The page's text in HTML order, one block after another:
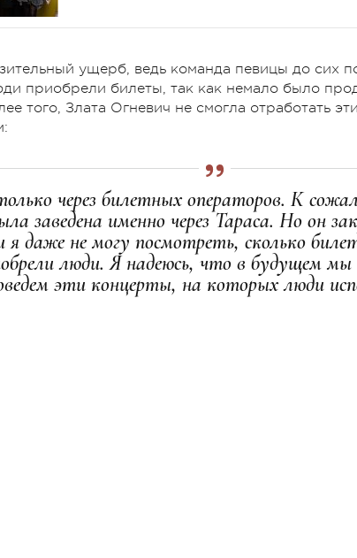
ущерб, ведь команда певицы до сих
приобрели билеты, так как немало было
того, Злата Огневич не смогла отработать
через билетных операторов. К
заведена именно через Тараса. Но он
я даже не могу посмотреть, сколько
люди. Я надеюсь, что в будущем мы
эти концерты, на которых люди